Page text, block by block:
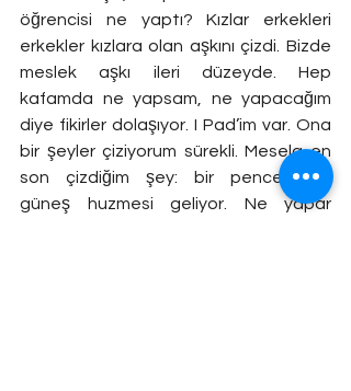
öğrencisi ne yaptı? Kızlar erkekleri
erkekler kızlara olan aşkını çizdi. Bizde
meslek aşkı ileri düzeyde. Hep
kafamda ne yapsam, ne yapacağım
diye fikirler dolaşıyor. I Pad’im var. Ona
bir şeyler çiziyorum sürekli. Mesela en
son çizdiğim şey: bir pencereden
güneş huzmesi geliyor. Ne yapar